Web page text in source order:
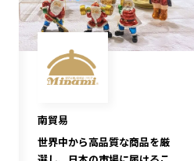
南貿易
世界中から高品質な商品を厳